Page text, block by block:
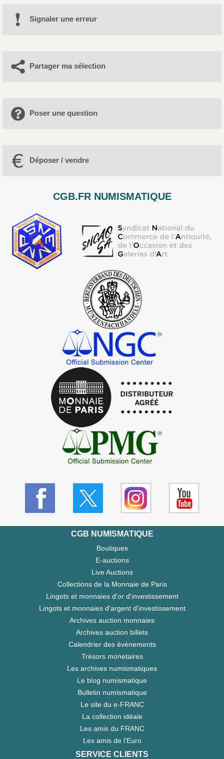
Signaler une erreur
Partager ma sélection
Poser une question
Déposer / vendre
CGB.FR NUMISMATIQUE
CGB NUMISMATIQUE
Boutiques
E-auctions
Live Auctions
Collections de la Monnaie de Paris
Lingots et monnaies d'or d'investissement
Lingots et monnaies d'argent d'investissement
Archives auction monnaies
Archives auction billets
Calendrier des évènements
Trésors monetaires
Les archives numismatiques
Le blog numismatique
Bulletin numismatique
Le site du e-FRANC
La collection idéale
Les amis du FRANC
Les amis de l'Euro
SERVICE CLIENTS